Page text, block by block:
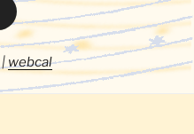
| webcal